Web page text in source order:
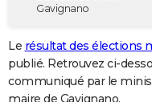
Destinations
City break
Voyage nature
Voyage de noces
Forum
GUIDES D'ACHAT
BONS PLANS
Gavignano
Le résultat des élections
publié. Retrouvez ci-
communiqué par le
maire de Gavignano.